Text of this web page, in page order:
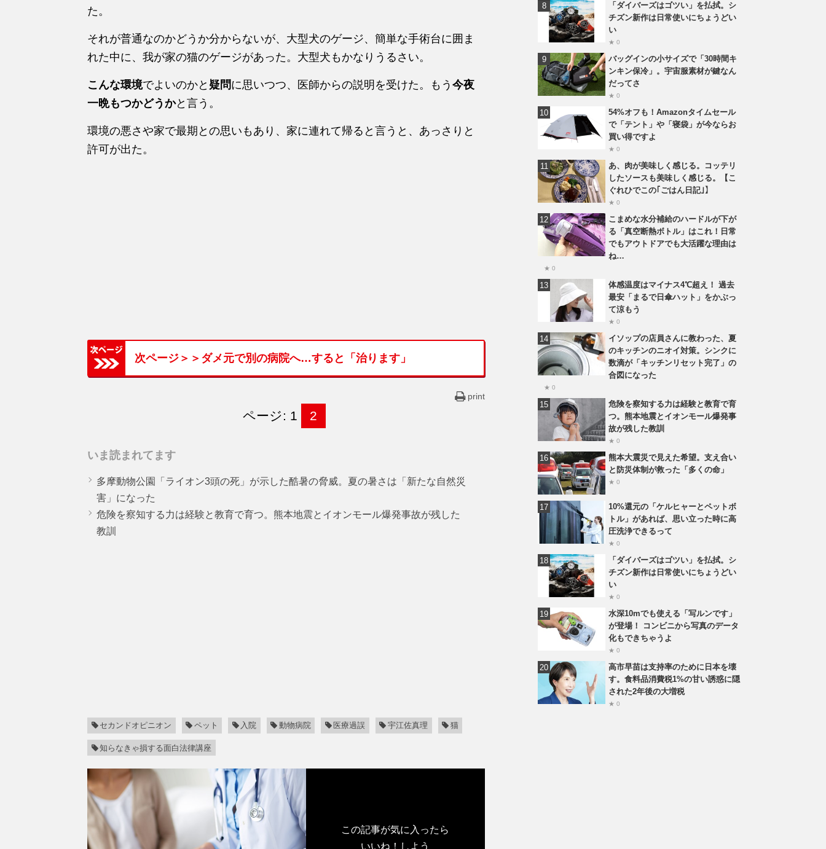
た。
それが普通なのかどうか分からないが、大型犬のゲージ、簡単な手術台に囲ま
れた中に、我が家の猫のゲージがあった。大型犬もかなりうるさい。
こんな環境でよいのかと 疑問に思いつつ、医師からの説明を受けた。もう 今夜
一晩もつかどうかと言う。
環境の悪さや家で最期との思いもあり、家に連れて帰ると言うと、あっさりと
許可が出た。
次ページ＞＞ダメ元で別の病院へ…すると「治ります」
print
ページ: 1 2
いま読まれてます
多摩動物公園「ライオン3頭の死」が示した酷暑の脅威。夏の暑さは「新たな自然災
害」になった
危険を察知する力は経験と教育で育つ。熊本地震とイオンモール爆発事故が残した
教訓
セカンドオピニオン ペット 入院 動物病院 医療過誤 宇江佐真理 猫
知らなきゃ損する面白法律講座
この記事が気に入ったら
いいね！しよう
「ダイバーズはゴツい」を払拭。シ
チズン新作は日常使いにちょうどい
い
★ 0
バッグインの小サイズで「30時間キ
ンキン保冷」。宇宙服素材が鍵なん
だってさ
★ 0
54%オフも！Amazonタイムセール
で「テント」や「寝袋」が今ならお
買い得ですよ
★ 0
あ、肉が美味しく感じる。コッテリ
したソースも美味しく感じる。【こ
ぐれひでこの｢ごはん日記｣】
★ 0
こまめな水分補給のハードルが下が
る「真空断熱ボトル」はこれ！日常
でもアウトドアでも大活躍な理由は
ね…
★ 0
体感温度はマイナス4℃超え！ 過去
最安「まるで日傘ハット」をかぶっ
て涼もう
★ 0
イソップの店員さんに教わった、夏
のキッチンのニオイ対策。シンクに
数滴が「キッチンリセット完了」の
合図になった
★ 0
危険を察知する力は経験と教育で育
つ。熊本地震とイオンモール爆発事
故が残した教訓
★ 0
熊本大震災で見えた希望。支え合い
と防災体制が救った「多くの命」
★ 0
10%還元の「ケルヒャーとペットボ
トル」があれば、思い立った時に高
圧洗浄できるって
★ 0
「ダイバーズはゴツい」を払拭。シ
チズン新作は日常使いにちょうどい
い
★ 0
水深10mでも使える「写ルンです」
が登場！ コンビニから写真のデータ
化もできちゃうよ
★ 0
高市早苗は支持率のために日本を壊
す。食料品消費税1%の甘い誘惑に隠
された2年後の大増税
★ 0